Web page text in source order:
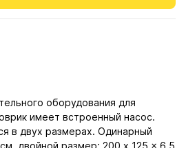
оборудования для
имеет встроенный насос.
в двух размерах. Одинарный
двойной размер: 200 x 125 x 6,5